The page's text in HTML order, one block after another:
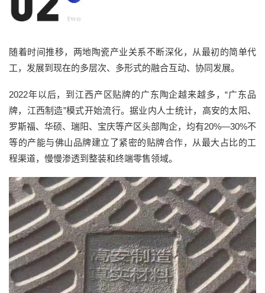
随着时间推移，两地陶瓷产业关系不断深化，从最初的简单代
工，发展到现在的多层次、多形式的融合互动、协同发展。
2022年以后，到江西产区贴牌的广东陶企越来越多，“广东品
牌，江西制造”模式开始流行。据业内人士统计，高安的太阳、
罗斯福、华硕、瑞阳、宝庆等产区头部陶企，均有20%—30%不
等的产能与佛山品牌建立了紧密的贴牌合作，从最大占比的工
程渠道，慢慢渗透到整装和终端零售领域。